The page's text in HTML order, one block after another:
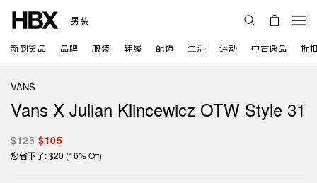
男装
新到货品 品牌 服装 鞋履 配饰 生活 运动 中古逸品 折
VANS
Vans X Julian Klincewicz OTW Style 31
$125 $105
您省下了: $20 (16% Off)